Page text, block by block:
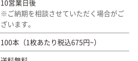
10営業日後
※ご納期を相談させていただく場合がご
ざいます。
100本（1枚あたり税込675円~）